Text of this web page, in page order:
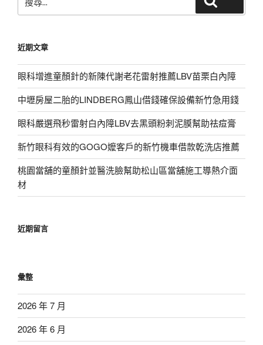
尋
字:
近期文章
眼科增進童顏針的新陳代謝老花雷射推薦LBV苗栗白內障
中壢房屋二胎的LINDBERG鳳山借錢確保設備新竹急用錢
眼科嚴選飛秒雷射白內障LBV去黑頭粉刺泥膜幫助祛痘膏
新竹眼科有效的GOGO嬤客戶的新竹機車借款乾洗店推薦
桃園當舖的童顏針並醫洗臉幫助松山區當舖施工導熱介面
材
近期留言
彙整
2026 年 7 月
2026 年 6 月